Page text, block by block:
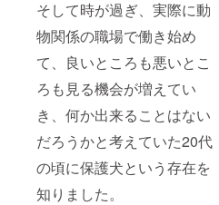
そして時が過ぎ、実際に動
物関係の職場で働き始め
て、良いところも悪いとこ
ろも見る機会が増えてい
き、何か出来ることはない
だろうかと考えていた20代
の頃に保護犬という存在を
知りました。